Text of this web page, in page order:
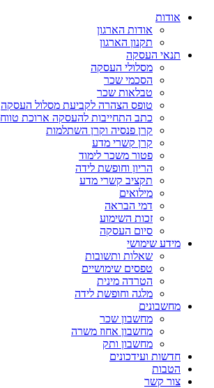
אודות
אודות הארגון
תקנון הארגון
תנאי העסקה
מסלולי העסקה
הסכמי שכר
טבלאות שכר
טופס הצהרה לקביעת מסלול העסקה
כתב התחייבות להעסקה ארוכת טווח
קרן פנסיה וקרן השתלמות
קרן קשרי מדע
פטור משכר לימוד
הריון וחופשת לידה
תקציב קשרי מדע
מילואים
דמי הבראה
זכות השימוע
סיום העסקה
מידע שימושי
שאלות ותשובות
טפסים שימושיים
הטרדה מינית
מלגה וחופשת לידה
מחשבונים
מחשבון שכר
מחשבון אחוז משרה
מחשבון ותק
חדשות ועידכונים
הטבות
צור קשר